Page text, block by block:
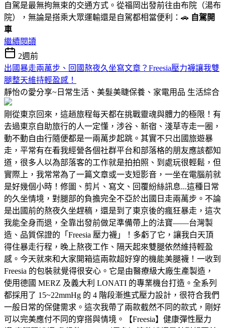
自駕是最無拘無束的交通方式。從福岡出發前往由布院（湯布
院），無論是搭乘大眾運輸還是自駕都相當便利：🚗 自駕開
車
繼續閱讀
2週前
出國暴走兩萬步、回國熬夜久坐寫文章？Freesia壓力襪讓我雙
腿整天維持輕盈感！
靜怡の愛分享~日常生活、美髮美睫保養、家電用品 生活綜合
剛從東京回來，這趟旅程每天都在挑戰靈魂與體力的極限！有
去過東京自助旅行的人一定懂，涉谷、新宿、淺草寺走一圈，
動不動自由行隨便都是一兩萬步起跳。其實不只出國旅遊暴
走，平常有在看我經營各個社群平台和部落格的朋友應該都知
道，很多人以為部落客的工作就是拍拍照、到處玩很輕鬆，但
實際上，我常常為了一篇文章或一支短影音，一坐在電腦前就
是好幾個小時！修圖、剪片、寫文、回覆紛絲訊息...這種日常
的久坐情境，對腿部的負擔完全不亞於出國日走兩萬步。不論
是出國前的熬夜久坐趕稿，還是到了東京後的瘋狂暴走，這次
我能全身而退，全靠出發前做足準備帶上的法寶——台灣製
造、品質保證的「Freesia 壓力襪」！多虧了它，讓我白天頂
得住暴走行程，晚上熬夜工作、隔天起來雙腿依然維持輕盈
感。今天就來和大家開箱這兩款超好穿的機能美腿襪！一收到
Freesia 的包裝就覺得很安心。它是由醫療級大廠生產製造，
使用德國 MERZ 及義大利 LONATI 的專業機台打造。全系列
都採用了 15~22mmHg 的 4 階段漸進式壓力設計，很符合我們
一般日常的保健需求。這次我帶了兩款截然不同的款式，剛好
可以完美應付不同的穿搭與情境。【Freesia】健康彈性壓力